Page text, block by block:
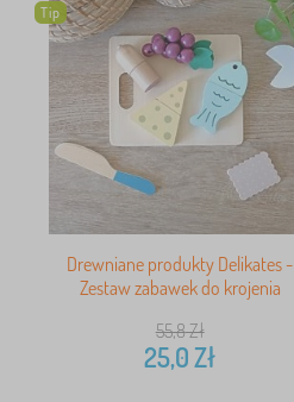
Tip
Drewniane produkty Delikates -
Zestaw zabawek do krojenia
55,8Zł
25,0Zł